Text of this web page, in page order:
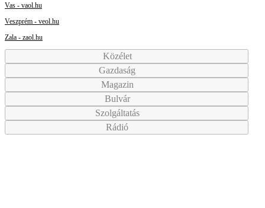
Vas - vaol.hu
Veszprém - veol.hu
Zala - zaol.hu
Közélet
Gazdaság
Magazin
Bulvár
Szolgáltatás
Rádió